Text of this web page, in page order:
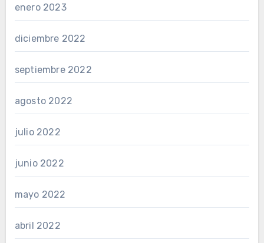
enero 2023
diciembre 2022
septiembre 2022
agosto 2022
julio 2022
junio 2022
mayo 2022
abril 2022